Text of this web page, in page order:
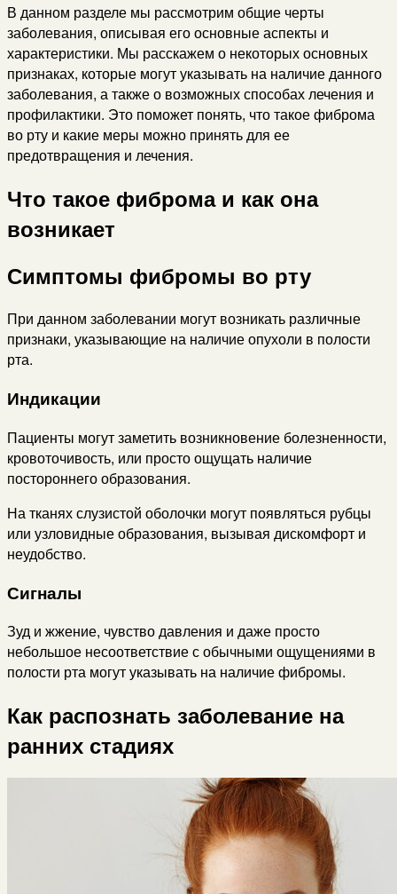
В данном разделе мы рассмотрим общие черты
заболевания, описывая его основные аспекты и
характеристики. Мы расскажем о некоторых основных
признаках, которые могут указывать на наличие данного
заболевания, а также о возможных способах лечения и
профилактики. Это поможет понять, что такое фиброма
во рту и какие меры можно принять для ее
предотвращения и лечения.
Что такое фиброма и как она
возникает
Симптомы фибромы во рту
При данном заболевании могут возникать различные
признаки, указывающие на наличие опухоли в полости
рта.
Индикации
Пациенты могут заметить возникновение болезненности,
кровоточивость, или просто ощущать наличие
постороннего образования.
На тканях слузистой оболочки могут появляться рубцы
или узловидные образования, вызывая дискомфорт и
неудобство.
Сигналы
Зуд и жжение, чувство давления и даже просто
небольшое несоответствие с обычными ощущениями в
полости рта могут указывать на наличие фибромы.
Как распознать заболевание на
ранних стадиях